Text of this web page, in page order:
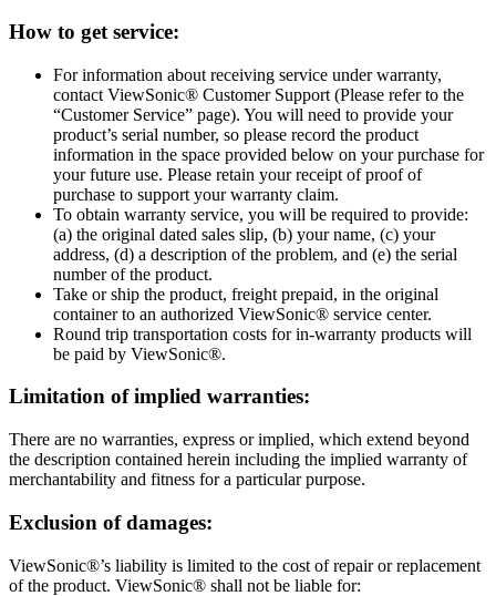
How to get service:
For information about receiving service under warranty,
contact ViewSonic® Customer Support (Please refer to the
“Customer Service” page). You will need to provide your
product’s serial number, so please record the product
information in the space provided below on your purchase for
your future use. Please retain your receipt of proof of
purchase to support your warranty claim.
To obtain warranty service, you will be required to provide:
(a) the original dated sales slip, (b) your name, (c) your
address, (d) a description of the problem, and (e) the serial
number of the product.
Take or ship the product, freight prepaid, in the original
container to an authorized ViewSonic® service center.
Round trip transportation costs for in-warranty products will
be paid by ViewSonic®.
Limitation of implied warranties:
There are no warranties, express or implied, which extend beyond
the description contained herein including the implied warranty of
merchantability and fitness for a particular purpose.
Exclusion of damages:
ViewSonic®’s liability is limited to the cost of repair or replacement
of the product. ViewSonic® shall not be liable for: